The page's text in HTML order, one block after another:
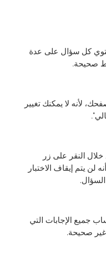
من 25 سؤال يحتوي كل سؤال على عدة
صحيحة.
لأنه لا يمكنك تغيير
خلال النقر على زر
يتم إيقاف الاختبار
السؤال.
جميع الإجابات التي
غير صحيحة.